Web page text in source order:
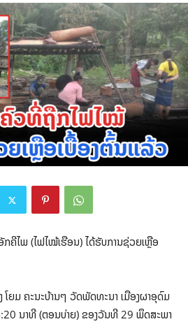
ກຄີໄພ (ໄຟໄໝ້ເຮືອນ) ໄດ້ຮັບການຊ່ວຍເຫຼືອ
ຍມ ຄະນະບ້ານໆ ວັດພັດທະນາ ເມືອງຜາອຸດົມ
ນາທີ (ຕອນບ່າຍ) ຂອງວັນທີ 29 ພຶດສະພາ